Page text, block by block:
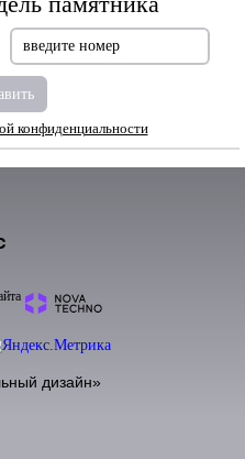
конфиденциальности
дизайн»